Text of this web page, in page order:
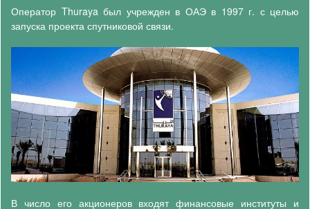
Оператор Thuraya был учрежден в ОАЭ в 1997 г. с целью
запуска проекта спутниковой связи.
В число его акционеров входят финансовые институты и